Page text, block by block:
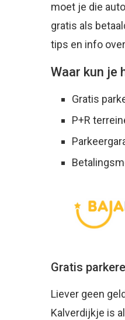
moet je die
gratis als
tips en info
Waar kun je
Gratis
P+R
Gratis
Liever geen
Kalverdijkje is